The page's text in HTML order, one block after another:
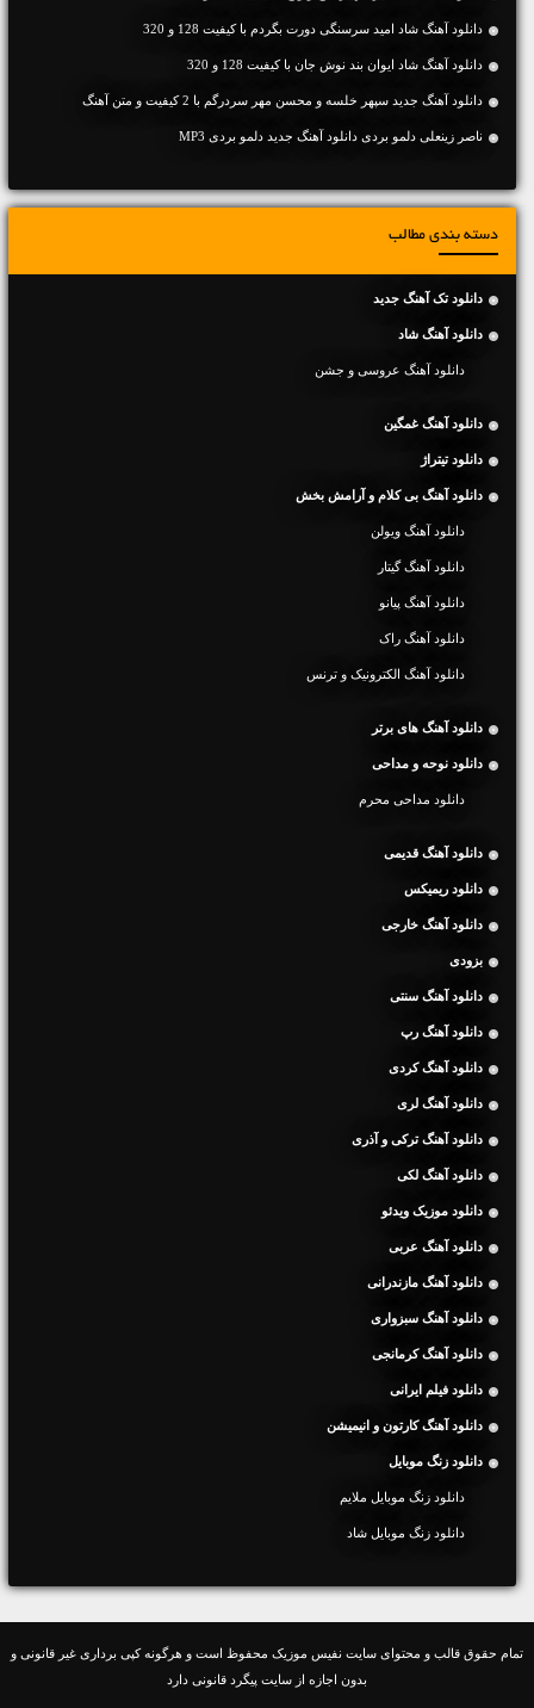
دانلود آهنگ شاد امید سرسنگی دورت بگردم با کیفیت 128 و 320
دانلود آهنگ شاد ایوان بند نوش جان با کیفیت 128 و 320
دانلود آهنگ جديد سپهر خلسه و محسن مهر سردرگم با 2 کیفیت و متن آهنگ
ناصر زینعلی دلمو بردی دانلود آهنگ جدید دلمو بردی MP3
دسته بندی مطالب
دانلود تک آهنگ جدید
دانلود آهنگ شاد
دانلود آهنگ عروسی و جشن
دانلود آهنگ غمگین
دانلود تیتراژ
دانلود آهنگ بی کلام و آرامش بخش
دانلود آهنگ ویولن
دانلود آهنگ گیتار
دانلود آهنگ پیانو
دانلود آهنگ راک
دانلود آهنگ الکترونیک و ترنس
دانلود آهنگ های برتر
دانلود نوحه و مداحی
دانلود مداحی محرم
دانلود آهنگ قدیمی
دانلود ریمیکس
دانلود آهنگ خارجی
بزودی
دانلود آهنگ سنتی
دانلود آهنگ رپ
دانلود آهنگ کردی
دانلود آهنگ لری
دانلود آهنگ ترکی و آذری
دانلود آهنگ لکی
دانلود موزیک ویدئو
دانلود آهنگ عربی
دانلود آهنگ مازندرانی
دانلود آهنگ سبزواری
دانلود آهنگ کرمانجی
دانلود فیلم ایرانی
دانلود آهنگ کارتون و انیمیشن
دانلود زنگ موبایل
دانلود زنگ موبایل ملایم
دانلود زنگ موبایل شاد
تمام حقوق قالب و محتوای سایت نفیس موزیک محفوظ است و هرگونه کپی برداری غیر قانونی و
بدون اجازه از سایت پیگرد قانونی دارد